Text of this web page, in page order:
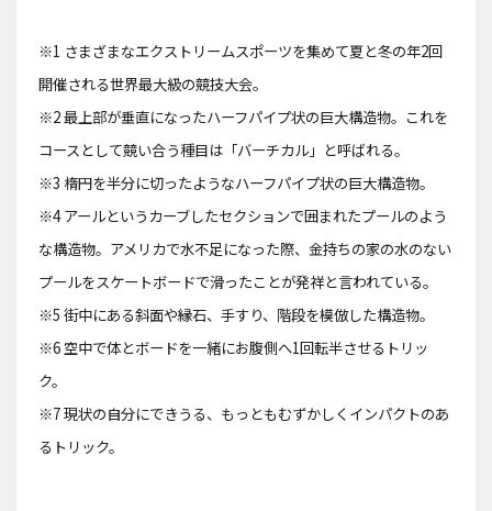
※1 さまざまなエクストリームスポーツを集めて夏と冬の年2回
開催される世界最大級の競技大会。
※2 最上部が垂直になったハーフパイプ状の巨大構造物。これを
コースとして競い合う種目は「バーチカル」と呼ばれる。
※3 楕円を半分に切ったようなハーフパイプ状の巨大構造物。
※4 アールというカーブしたセクションで囲まれたプールのよう
な構造物。アメリカで水不足になった際、金持ちの家の水のない
プールをスケートボードで滑ったことが発祥と言われている。
※5 街中にある斜面や縁石、手すり、階段を模倣した構造物。
※6 空中で体とボードを一緒にお腹側へ1回転半させるトリッ
ク。
※7 現状の自分にできうる、もっともむずかしくインパクトのあ
るトリック。